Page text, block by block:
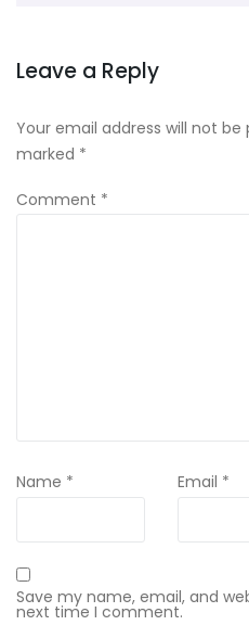
Leave a Reply
Your email address will not be
marked *
Comment *
Name * Email *
Save my name, email, and
next time I comment.